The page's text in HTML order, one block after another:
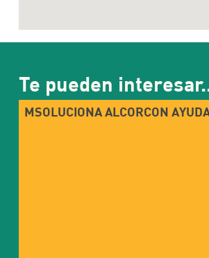
Te pueden
MSOLUCIONA ALCORCON